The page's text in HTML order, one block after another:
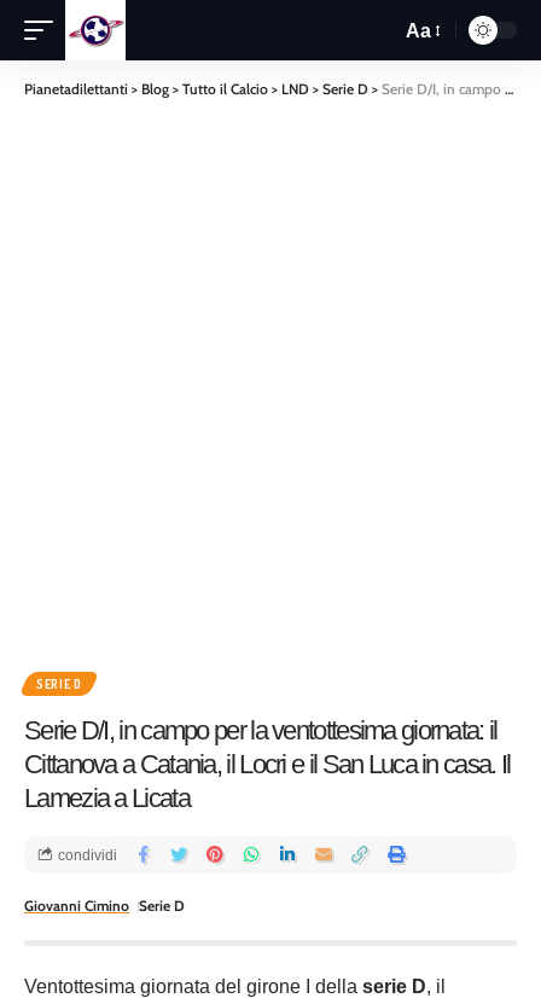
Aa
Pianetadilettanti > Blog > Tutto il Calcio > LND > Serie D > Serie D/I, in campo per la ventottesima giornata: il Cittanova a Catania, il Locri e il San Luca in casa. Il Lamezia a Licata
SERIE D
Serie D/I, in campo per la ventottesima giornata: il
Cittanova a Catania, il Locri e il San Luca in casa. Il
Lamezia a Licata
Giovanni Cimino Serie D
condividi
Ventottesima giornata del girone I della serie D, il